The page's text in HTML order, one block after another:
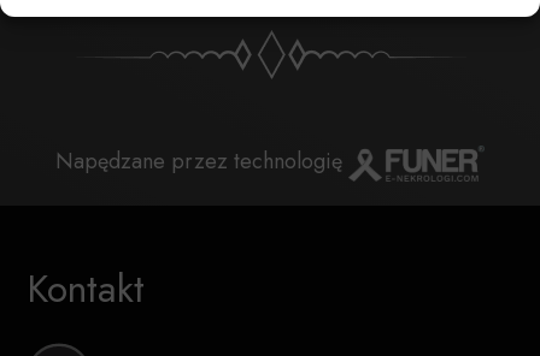
Napędzane przez technologię
Kontakt